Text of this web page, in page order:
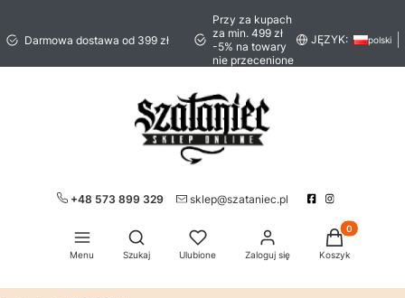
Darmowa dostawa od 399 zł
Przy za kupach
za min. 499 zł
-5% na towary
nie przecenione
JĘZYK: polski
+48 573 899 329 sklep@szataniec.pl
Menu
Otwórz wyszukiwarkę
Szukaj Ulubione Zaloguj się
Produkty w
Koszyk